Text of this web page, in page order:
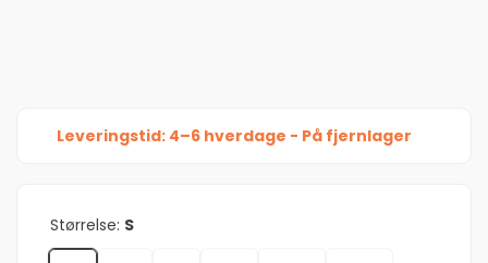
Leveringstid: 4–6 hverdage - På fjernlager
Størrelse: S